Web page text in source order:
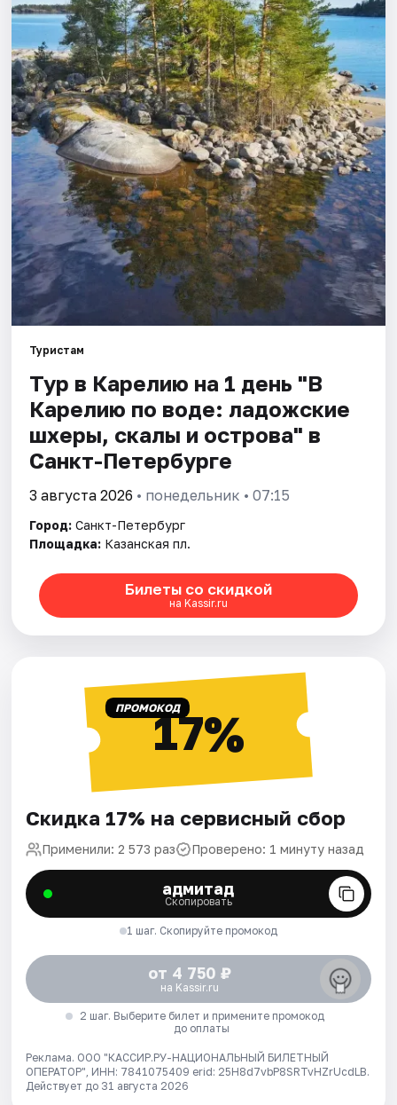
Города
Площадки
Артисты
Рейтинги
Туристам
Тур в Карелию на 1 день "В
Карелию по воде: ладожские
шхеры, скалы и острова" в
Санкт-Петербурге
3 августа 2026 • понедельник • 07:15
Город: Санкт-Петербург
Площадка: Казанская пл.
Билеты со скидкой
на Kassir.ru
ПРОМОКОД17%
Скидка 17% на сервисный сбор
Применили: 2 573 раз Проверено: 1 минуту назад
адмитад
Скопировать
1 шаг. Скопируйте промокод
от 4 750 ₽
на Kassir.ru
2 шаг. Выберите билет и примените промокод
до оплаты
Реклама. ООО "КАССИР.РУ-НАЦИОНАЛЬНЫЙ БИЛЕТНЫЙ
ОПЕРАТОР", ИНН: 7841075409 erid: 25H8d7vbP8SRTvHZrUcdLB.
Действует до 31 августа 2026